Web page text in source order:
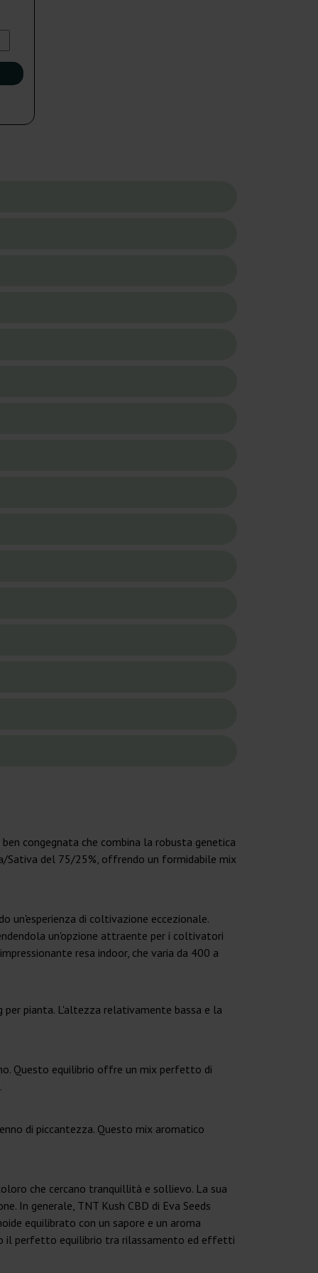
congegnata che combina la robusta genetica
Sativa del 75/25%, offrendo un formidabile mix
un'esperienza di coltivazione eccezionale.
un'opzione attraente per i coltivatori
resa indoor, che varia da 400 a
pianta. L'altezza relativamente bassa e la
Questo equilibrio offre un mix perfetto di
di piccantezza. Questo mix aromatico
che cercano tranquillità e sollievo. La sua
In generale, TNT Kush CBD di Eva Seeds
equilibrato con un sapore e un aroma
il perfetto equilibrio tra rilassamento ed effetti